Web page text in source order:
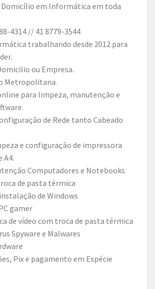
4314 // 41 8779-3544
trabalhando desde 2012 para
ou Empresa.
Metropolitana.
para limpeza, manutenção e
de Rede tanto Cabeado
e configuração de impressora
A4.
Computadores e Notebooks
de pasta térmica
de Windows
gamer
de vídeo com troca de pasta térmica
Spyware e Malwares
Pix e pagamento em Espécie